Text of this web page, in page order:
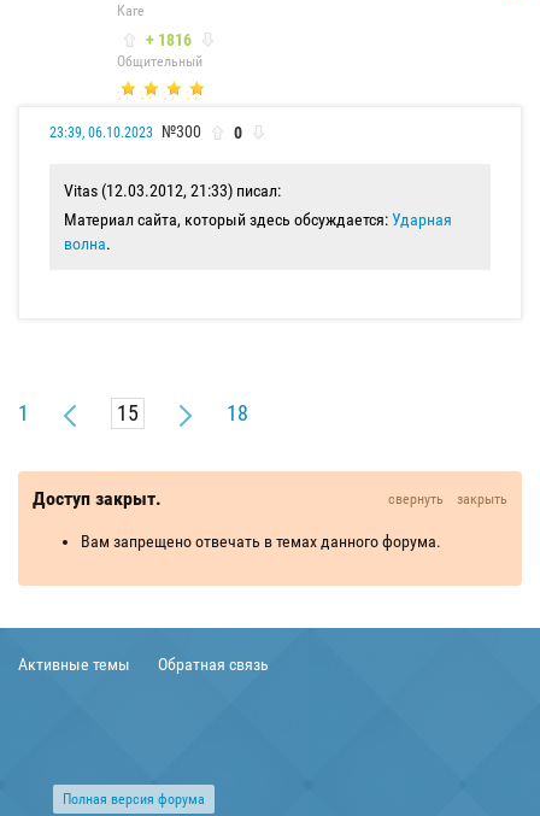
Каге
+ 1816
Общительный
23:39, 06.10.2023 №300 0
Vitas (12.03.2012, 21:33) писал:
Материал сайта, который здесь обсуждается:Ударная
волна.
1 18
Доступ закрыт. свернуть закрыть
Вам запрещено отвечать в темах данного форума.
Активные темы Обратная связь
Полная версия форума